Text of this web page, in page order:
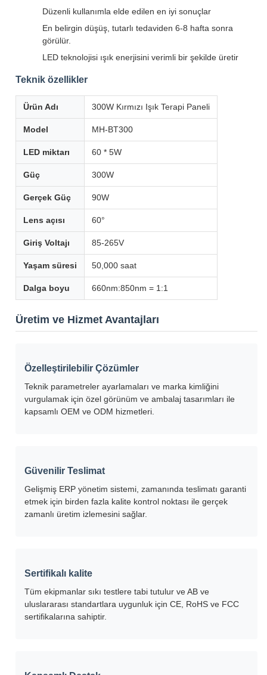
Düzenli kullanımla elde edilen en iyi sonuçlar
En belirgin düşüş, tutarlı tedaviden 6-8 hafta sonra
görülür.
LED teknolojisi ışık enerjisini verimli bir şekilde üretir
Teknik özellikler
Ürün Adı 300W Kırmızı Işık Terapi Paneli
Model MH-BT300
LED miktarı 60 * 5W
Güç 300W
Gerçek Güç 90W
Lens açısı 60°
Giriş Voltajı 85-265V
Yaşam süresi 50,000 saat
Dalga boyu 660nm:850nm = 1:1
Üretim ve Hizmet Avantajları
Özelleştirilebilir Çözümler
Teknik parametreler ayarlamaları ve marka kimliğini
vurgulamak için özel görünüm ve ambalaj tasarımları ile
kapsamlı OEM ve ODM hizmetleri.
Güvenilir Teslimat
Gelişmiş ERP yönetim sistemi, zamanında teslimatı garanti
etmek için birden fazla kalite kontrol noktası ile gerçek
zamanlı üretim izlemesini sağlar.
Sertifikalı kalite
Tüm ekipmanlar sıkı testlere tabi tutulur ve AB ve
uluslararası standartlara uygunluk için CE, RoHS ve FCC
sertifikalarına sahiptir.